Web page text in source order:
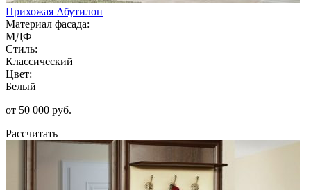
Прихожая Абутилон
Материал фасада:
МДФ
Стиль:
Классический
Цвет:
Белый
от 50 000 руб.
Рассчитать